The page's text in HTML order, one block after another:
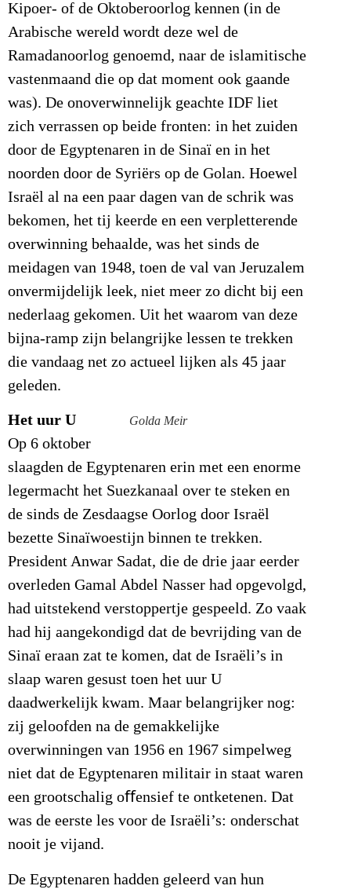
Kipoer- of de Oktoberoorlog kennen (in de
Arabische wereld wordt deze wel de
Ramadanoorlog genoemd, naar de islamitische
vastenmaand die op dat moment ook gaande
was). De onoverwinnelijk geachte IDF liet
zich verrassen op beide fronten: in het zuiden
door de Egyptenaren in de Sinaï en in het
noorden door de Syriërs op de Golan. Hoewel
Israël al na een paar dagen van de schrik was
bekomen, het tij keerde en een verpletterende
overwinning behaalde, was het sinds de
meidagen van 1948, toen de val van Jeruzalem
onvermijdelijk leek, niet meer zo dicht bij een
nederlaag gekomen. Uit het waarom van deze
bijna-ramp zijn belangrijke lessen te trekken
die vandaag net zo actueel lijken als 45 jaar
geleden.
Golda Meir
Het uur U
Op 6 oktober
slaagden de Egyptenaren erin met een enorme
legermacht het Suezkanaal over te steken en
de sinds de Zesdaagse Oorlog door Israël
bezette Sinaïwoestijn binnen te trekken.
President Anwar Sadat, die de drie jaar eerder
overleden Gamal Abdel Nasser had opgevolgd,
had uitstekend verstoppertje gespeeld. Zo vaak
had hij aangekondigd dat de bevrijding van de
Sinaï eraan zat te komen, dat de Israëli’s in
slaap waren gesust toen het uur U
daadwerkelijk kwam. Maar belangrijker nog:
zij geloofden na de gemakkelijke
overwinningen van 1956 en 1967 simpelweg
niet dat de Egyptenaren militair in staat waren
een grootschalig oﬀensief te ontketenen. Dat
was de eerste les voor de Israëli’s: onderschat
nooit je vijand.
De Egyptenaren hadden geleerd van hun